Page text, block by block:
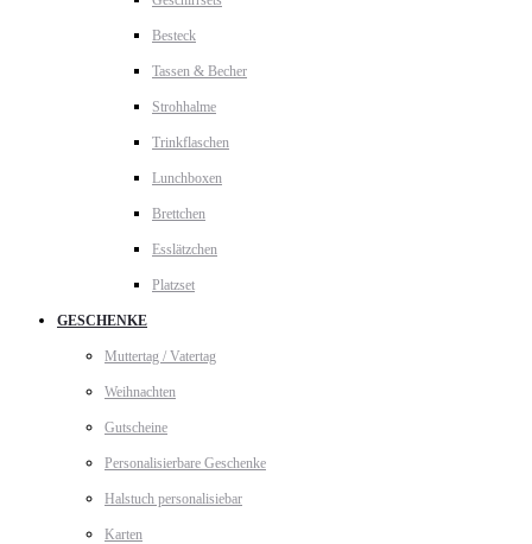
Besteck
Tassen & Becher
Strohhalme
Trinkflaschen
Lunchboxen
Brettchen
Esslätzchen
Platzset
GESCHENKE
Muttertag / Vatertag
Weihnachten
Gutscheine
Personalisierbare Geschenke
Halstuch personalisiebar
Karten